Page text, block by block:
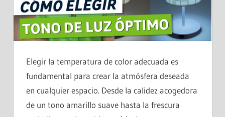
Elegir la temperatura de color adecuada es
fundamental para crear la atmósfera deseada
en cualquier espacio. Desde la calidez acogedora
de un tono amarillo suave hasta la frescura